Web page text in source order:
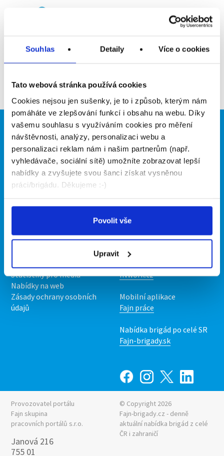
Souhlas Detaily Více o cookies
Tato webová stránka používá cookies
Cookies nejsou jen sušenky, je to i způsob, kterým nám
pomáháte ve zlepšování funkcí i obsahu na webu. Díky
vašemu souhlasu s využíváním cookies pro měření
návštěvnosti, analýzy, personalizaci webu a
personalizaci reklam nám i našim partnerům (např.
vyhledávače, sociální sítě) umožníte zobrazovat lepší
nabídky a zvyšujete svou šanci získat vysněnou
práci/brigádu. Děkujeme :-)
Povolit vše
Upravit
Brigádníci
Články
Hledané brigády
Firmy
Vložit inzerát
Ceník
Propagace
O portálu
O nás
Statistiky pro média
Nabídky na web
Zásady ochrany osobních
údajů
Naše další projekty
Fajn brigády
INwork.cz
Mobilní aplikace
Fajn práce
Nabídka brigád po celé SR
Fajn-brigady.sk
Provozovatel portálu
Fajn skupina
pracovních portálů s.r.o.
Janová 216
755 01
© Copyright 2026
Fajn-brigady.cz - denně
aktuální nabídka brigád z celé
ČR i zahraničí